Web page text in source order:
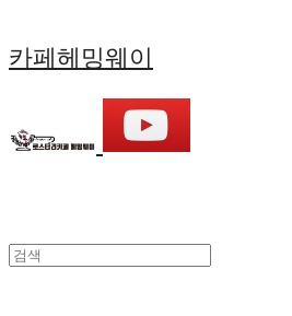
카페헤밍웨이